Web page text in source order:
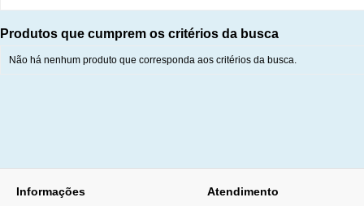
Produtos que cumprem os critérios da busca
Não há nenhum produto que corresponda aos critérios da busca.
Informações Atendimento